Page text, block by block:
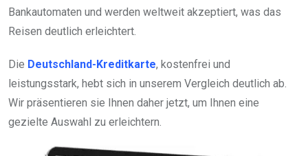
Bankautomaten und werden weltweit akzeptiert, was das
Reisen deutlich erleichtert.
Die Deutschland-Kreditkarte, kostenfrei und
leistungsstark, hebt sich in unserem Vergleich deutlich ab.
Wir präsentieren sie Ihnen daher jetzt, um Ihnen eine
gezielte Auswahl zu erleichtern.